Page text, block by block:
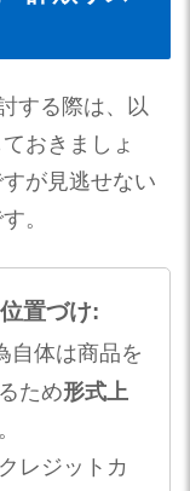
する際は、以
おきましょ
が見逃せない
。
置づけ:
自体は商品を
ため形式上
レジットカ